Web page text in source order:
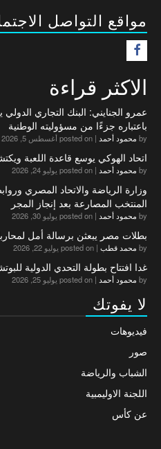
مواقع التواصل
الاكثر قراءة
عمرو الجنايني: البنك التجاري
باعتباره جزءًا من مسؤوليته الوطنية
by محمود أحمد | posted on أغسطس 5, 2026
اتحاد الهوكي يوسع قاعدة اللعبة
by محمود أحمد | posted on يوليو 24, 2026
وزارة الرياضة والاتحاد المصري
المنتخب المصارعة بعد إنجاز المجر
by محمود أحمد | posted on يوليو 30, 2026
بطلات مصر يبعثن برسالة أمل
by محمد قطب | posted on يوليو 22, 2026
غدا افتتاح بطولة التحدي الدولية للبوتشيا
by محمود أحمد | posted on يوليو 25, 2026
لا يفوتك
فيديوهات
صور
الشباب والرياضة
اللجنة الاوليمبية
عن كأس